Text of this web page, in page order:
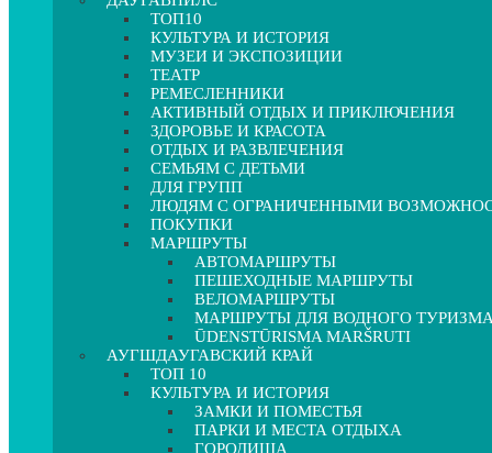
ТОП10
КУЛЬТУРА И ИСТОРИЯ
МУЗЕИ И ЭКСПОЗИЦИИ
ТЕАТР
РЕМЕСЛЕННИКИ
АКТИВНЫЙ ОТДЫХ И ПРИКЛЮЧЕНИЯ
ЗДОРОВЬЕ И КРАСОТА
ОТДЫХ И РАЗВЛЕЧЕНИЯ
СЕМЬЯМ С ДЕТЬМИ
ДЛЯ ГРУПП
ЛЮДЯМ С ОГРАНИЧЕННЫМИ
ПОКУПКИ
МАРШРУТЫ
АВТОМАРШРУТЫ
ПЕШЕХОДНЫЕ МАРШРУТЫ
ВЕЛОМАРШРУТЫ
МАРШРУТЫ ДЛЯ ВОДНОГО ТУРИЗМА
ŪDENSTŪRISMA MARŠRUTI
АУГШДАУГАВСКИЙ КРАЙ
ТОП 10
КУЛЬТУРА И ИСТОРИЯ
ЗАМКИ И ПОМЕСТЬЯ
ПАРКИ И МЕСТА ОТДЫХА
ГОРОДИЩА